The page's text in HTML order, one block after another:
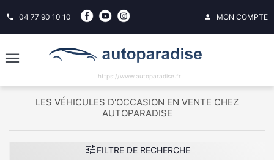
phone 04 77 90 10 10 person MON COMPTE
https://www.autoparadise.fr
LES VÉHICULES D'OCCASION EN VENTE CHEZ
AUTOPARADISE
tuneFILTRE DE RECHERCHE